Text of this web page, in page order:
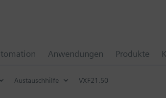
Anwendungen Produkte
Austauschhilfe VXF21.50